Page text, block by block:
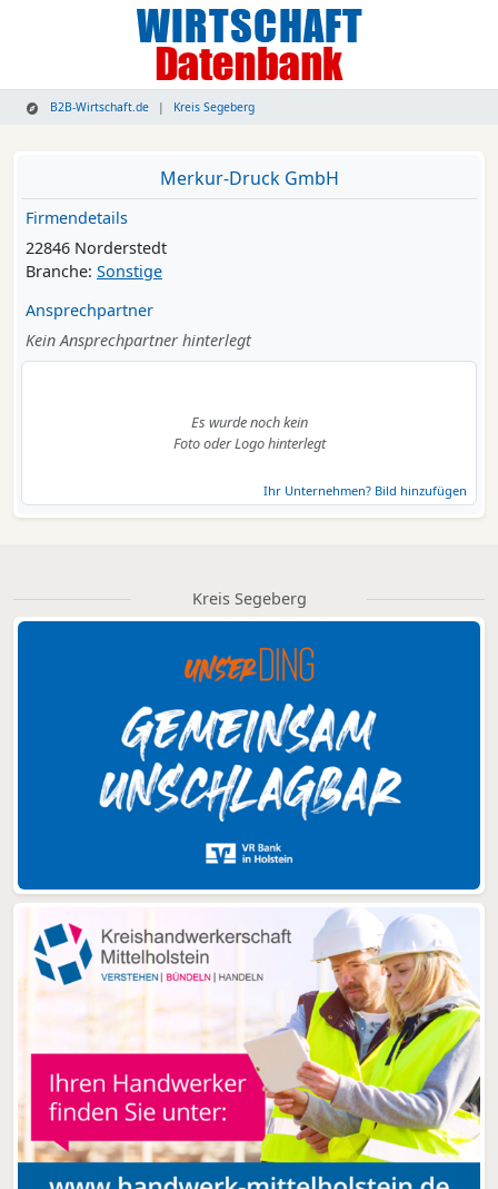
B2B-Wirtschaft.de Kreis Segeberg
Merkur-Druck GmbH
Firmendetails
22846 Norderstedt
Branche: Sonstige
Ansprechpartner
Kein Ansprechpartner hinterlegt
Es wurde noch kein
Foto oder Logo hinterlegt
Ihr Unternehmen? Bild hinzufügen
Kreis Segeberg